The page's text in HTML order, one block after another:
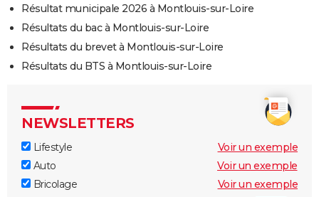
Résultat municipale 2026 à Montlouis-sur-Loire
Résultats du bac à Montlouis-sur-Loire
Résultats du brevet à Montlouis-sur-Loire
Résultats du BTS à Montlouis-sur-Loire
NEWSLETTERS
Lifestyle
Voir un exemple
Auto
Voir un exemple
Bricolage
Voir un exemple